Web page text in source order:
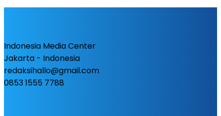
Indonesia Media Center
Jakarta - Indonesia
redaksihallo@gmail.com
0853 1555 7788